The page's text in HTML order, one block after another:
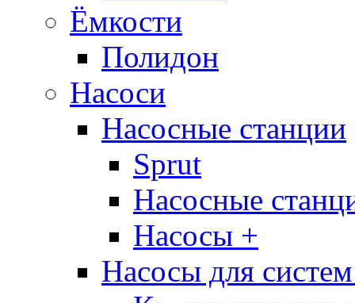
Ёмкости
Полидон
Насоси
Насосные станции
Sprut
Насосные
Насосы +
Насосы для